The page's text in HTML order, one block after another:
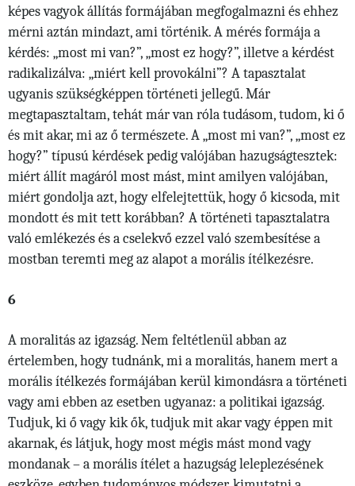
képes vagyok állítás formájában megfogalmazni és ehhez
mérni aztán mindazt, ami történik. A mérés formája a
kérdés: „most mi van?”, „most ez hogy?”, illetve a kérdést
radikalizálva: „miért kell provokálni”? A tapasztalat
ugyanis szükségképpen történeti jellegű. Már
megtapasztaltam, tehát már van róla tudásom, tudom, ki ő
és mit akar, mi az ő természete. A „most mi van?”, „most ez
hogy?” típusú kérdések pedig valójában hazugságtesztek:
miért állít magáról most mást, mint amilyen valójában,
miért gondolja azt, hogy elfelejtettük, hogy ő kicsoda, mit
mondott és mit tett korábban? A történeti tapasztalatra
való emlékezés és a cselekvő ezzel való szembesítése a
mostban teremti meg az alapot a morális ítélkezésre.
6
A moralitás az igazság. Nem feltétlenül abban az
értelemben, hogy tudnánk, mi a moralitás, hanem mert a
morális ítélkezés formájában kerül kimondásra a történeti
vagy ami ebben az esetben ugyanaz: a politikai igazság.
Tudjuk, ki ő vagy kik ők, tudjuk mit akar vagy éppen mit
akarnak, és látjuk, hogy most mégis mást mond vagy
mondanak – a morális ítélet a hazugság leleplezésének